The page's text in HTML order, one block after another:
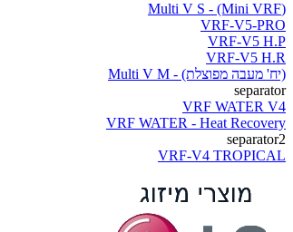
(Multi V S - (Mini VRF
VRF-V5-PRO
VRF-V5 H.P
VRF-V5 H.R
(יח' מעבה מפוצלת) - Multi V M
separator
VRF WATER V4
VRF WATER - Heat Recovery
separator2
VRF-V4 TROPICAL